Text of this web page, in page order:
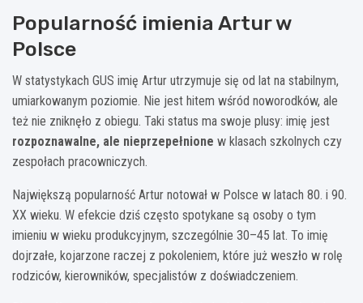
Popularność imienia Artur w
Polsce
W statystykach GUS imię Artur utrzymuje się od lat na stabilnym,
umiarkowanym poziomie. Nie jest hitem wśród noworodków, ale
też nie zniknęło z obiegu. Taki status ma swoje plusy: imię jest
rozpoznawalne, ale nieprzepełnione w klasach szkolnych czy
zespołach pracowniczych.
Największą popularność Artur notował w Polsce w latach 80. i 90.
XX wieku. W efekcie dziś często spotykane są osoby o tym
imieniu w wieku produkcyjnym, szczególnie 30–45 lat. To imię
dojrzałe, kojarzone raczej z pokoleniem, które już weszło w rolę
rodziców, kierowników, specjalistów z doświadczeniem.